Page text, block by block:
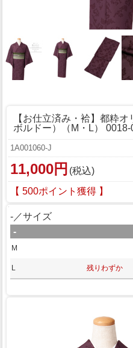
【お仕立済み・袷】都粋
ボルドー）（M・L） 0018-
1A001060-J
11,000円 (税込)
【 500ポイント獲得 】
-／サイズ
-
M
L 残りわずか